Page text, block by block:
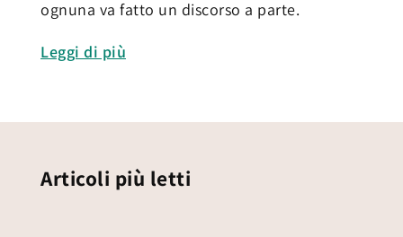
ognuna va fatto un discorso a parte.
Leggi di più
Articoli più letti